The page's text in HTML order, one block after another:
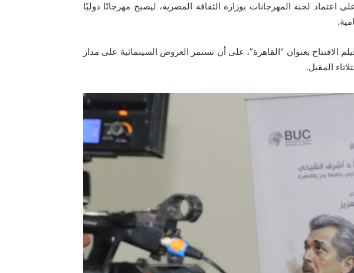
اعتماد لجنة المهرجانات بوزارة الثقافة المصرية، ليصبح مهرجانًا دوليًا
بعنوان “القاهرة”، على أن تستمر العروض السينمائية على مدار
المقبل.